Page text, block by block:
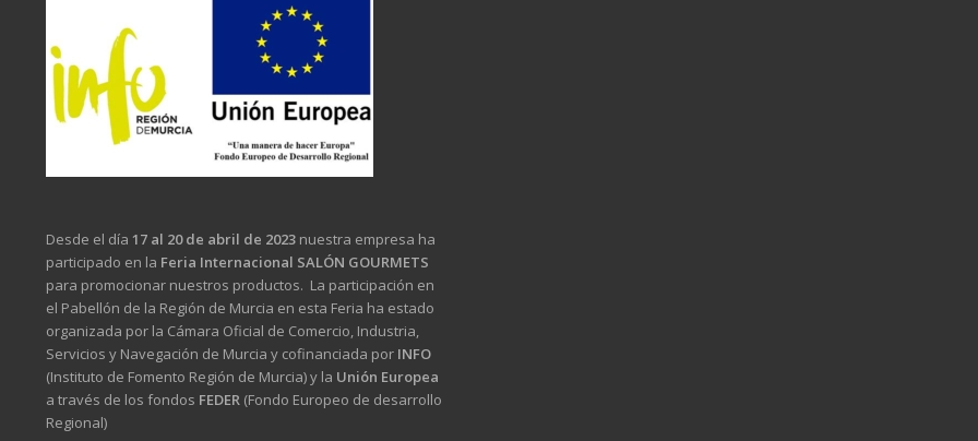
Desde el día 17 al 20 de abril de 2023nuestra empresa ha
participado en la Feria Internacional SALÓN GOURMETS
para promocionar nuestros productos. La participación en
el Pabellón de la Región de Murcia en esta Feria ha estado
organizada por la Cámara Oficial de Comercio, Industria,
Servicios y Navegación de Murcia y cofinanciada por INFO
(Instituto de Fomento Región de Murcia) y la Unión Europea
a través de los fondos FEDER(Fondo Europeo de desarrollo
Regional)